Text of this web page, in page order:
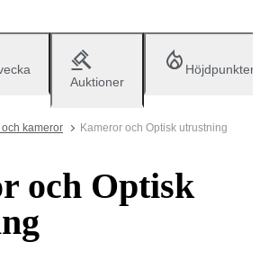
Auktioner
Höjdpunkter
och kameror Kameror och Optisk utrustning
och Optisk